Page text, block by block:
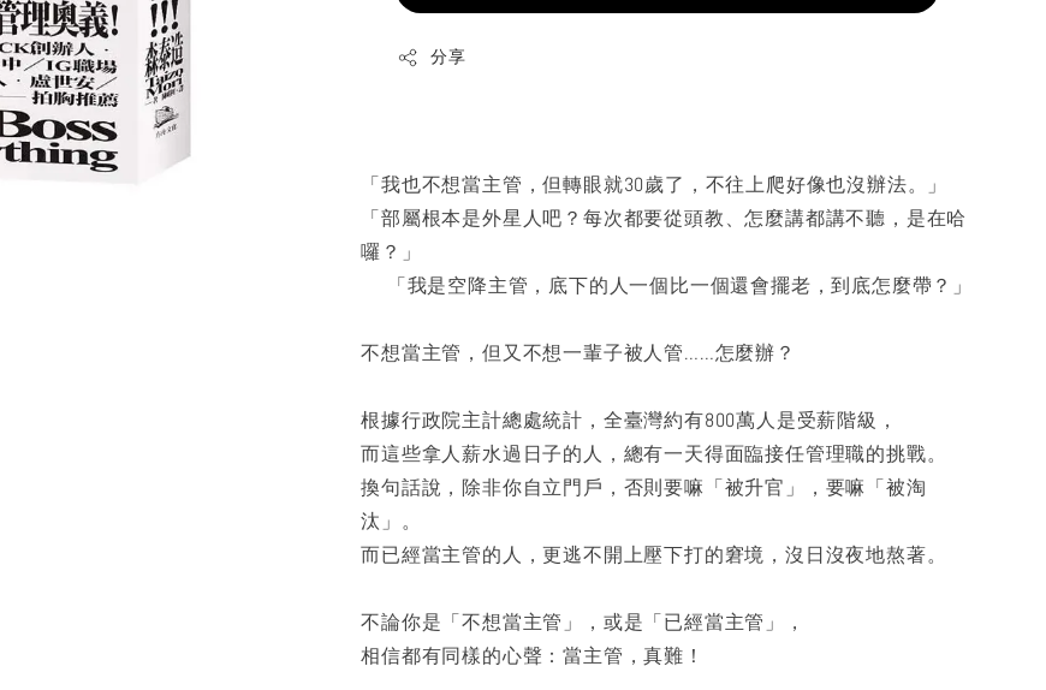
分享
「我也不想當主管，但轉眼就30歲了，不往上爬好像也沒辦法。」
「部屬根本是外星人吧？每次都要從頭教、怎麼講都講不聽，是在哈
囉？」
「我是空降主管，底下的人一個比一個還會擺老，到底怎麼帶？」
不想當主管，但又不想一輩子被人管……怎麼辦？
根據行政院主計總處統計，全臺灣約有800萬人是受薪階級，
而這些拿人薪水過日子的人，總有一天得面臨接任管理職的挑戰。
換句話說，除非你自立門戶，否則要嘛「被升官」，要嘛「被淘
汰」。
而已經當主管的人，更逃不開上壓下打的窘境，沒日沒夜地熬著。
不論你是「不想當主管」，或是「已經當主管」，
相信都有同樣的心聲：當主管，真難！